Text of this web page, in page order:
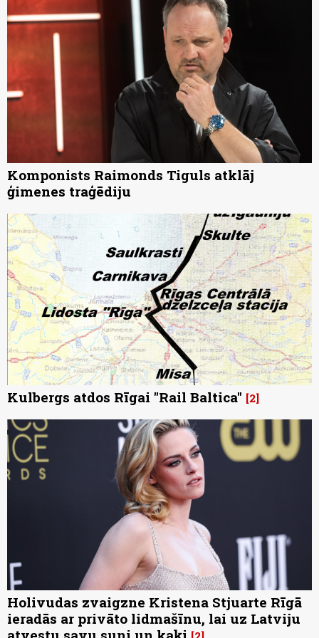
Komponists Raimonds Tiguls atklāj
ģimenes traģēdiju
Kulbergs atdos Rīgai "Rail Baltica" 2
Holivudas zvaigzne Kristena Stjuarte Rīgā
ieradās ar privāto lidmašīnu, lai uz Latviju